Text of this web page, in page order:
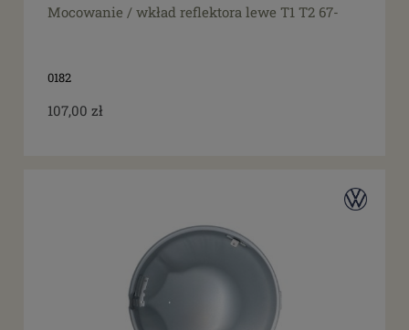
Mocowanie / wkład reflektora lewe T1 T2 67-
0182
107,00 zł